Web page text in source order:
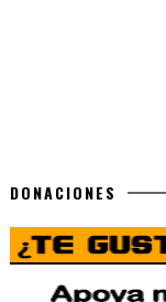
DONACIONES